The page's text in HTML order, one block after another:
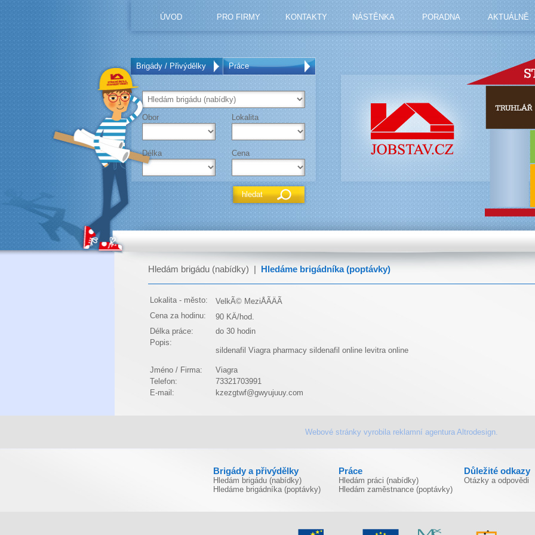
ÚVOD PRO FIRMY KONTAKTY NÁSTĚNKA PORADNA AKTUÁLNĚ
Brigády / Přivýdělky Práce
Obor Lokalita
Délka Cena
Hledám brigádu (nabídky) Hledáme brigádníka (poptávky)
Lokalita - město:
VelkÃ© MeziÅÃ­ÄÃ­
Cena za hodinu:
90 KÄ/hod.
Délka práce:
do 30 hodin
Popis:
sildenafil Viagra pharmacy sildenafil online levitra online
Jméno / Firma:
Viagra
Telefon:
73321703991
E-mail:
kzezgtwf@gwyujuuy.com
Webové stránky vyrobila reklamní agenturaAltrodesign.
Brigády a přivýdělky
Hledám brigádu (nabídky)
Hledáme brigádníka (poptávky)
Práce
Hledám práci (nabídky)
Hledám zaměstnance (poptávky)
Důležité odkazy
Otázky a odpovědi